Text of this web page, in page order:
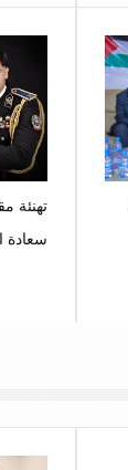
تهنئة
سعادة